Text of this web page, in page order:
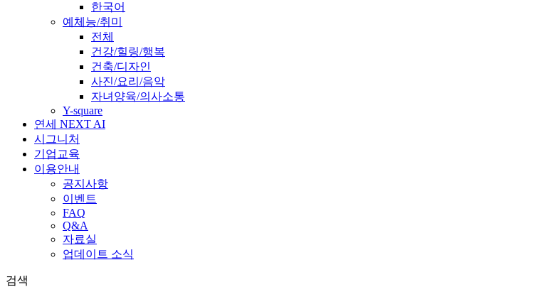
한국어
예체능/취미
전체
건강/힐링/행복
건축/디자인
사진/요리/음악
자녀양육/의사소통
Y-square
연세 NEXT AI
시그니처
기업교육
이용안내
공지사항
이벤트
FAQ
Q&A
자료실
업데이트 소식
검색